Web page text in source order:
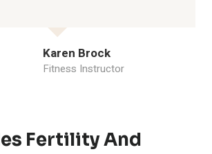
Karen Brock
Fitness Instructor
Fertility And